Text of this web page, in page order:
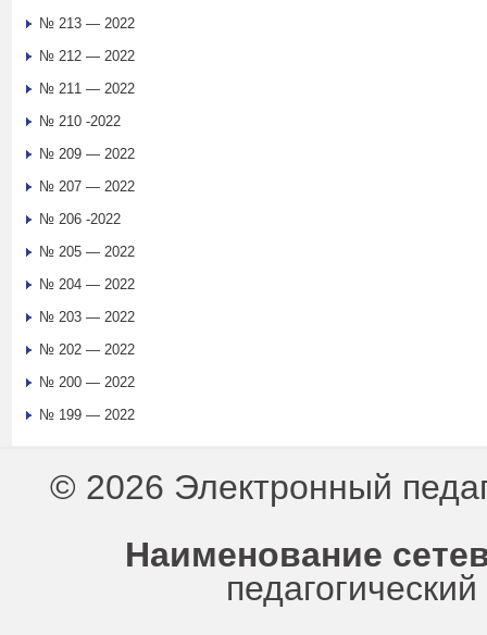
№ 213 — 2022
№ 212 — 2022
№ 211 — 2022
№ 210 -2022
№ 209 — 2022
№ 207 — 2022
№ 206 -2022
№ 205 — 2022
№ 204 — 2022
№ 203 — 2022
№ 202 — 2022
№ 200 — 2022
№ 199 — 2022
© 2026 Электронный
Наименование